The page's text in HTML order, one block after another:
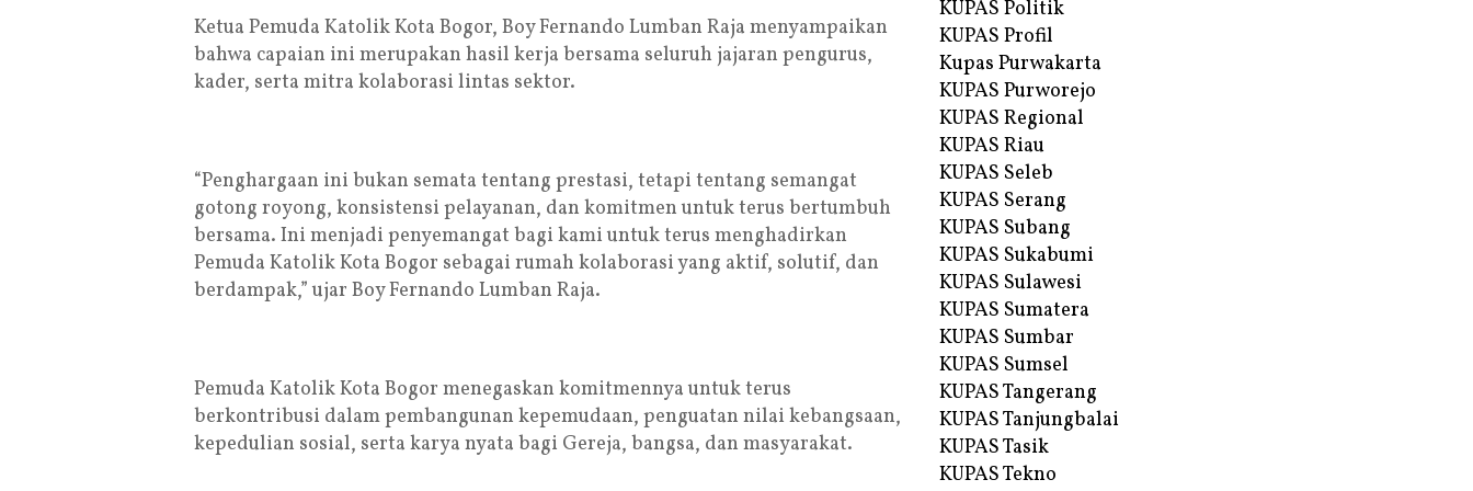
Ketua Pemuda Katolik Kota Bogor, Boy Fernando Lumban Raja menyampaikan
bahwa capaian ini merupakan hasil kerja bersama seluruh jajaran pengurus,
kader, serta mitra kolaborasi lintas sektor.
“Penghargaan ini bukan semata tentang prestasi, tetapi tentang semangat
gotong royong, konsistensi pelayanan, dan komitmen untuk terus bertumbuh
bersama. Ini menjadi penyemangat bagi kami untuk terus menghadirkan
Pemuda Katolik Kota Bogor sebagai rumah kolaborasi yang aktif, solutif, dan
berdampak,” ujar Boy Fernando Lumban Raja.
Pemuda Katolik Kota Bogor menegaskan komitmennya untuk terus
berkontribusi dalam pembangunan kepemudaan, penguatan nilai kebangsaan,
kepedulian sosial, serta karya nyata bagi Gereja, bangsa, dan masyarakat.
KUPAS Politik
KUPAS Profil
Kupas Purwakarta
KUPAS Purworejo
KUPAS Regional
KUPAS Riau
KUPAS Seleb
KUPAS Serang
KUPAS Subang
KUPAS Sukabumi
KUPAS Sulawesi
KUPAS Sumatera
KUPAS Sumbar
KUPAS Sumsel
KUPAS Tangerang
KUPAS Tanjungbalai
KUPAS Tasik
KUPAS Tekno